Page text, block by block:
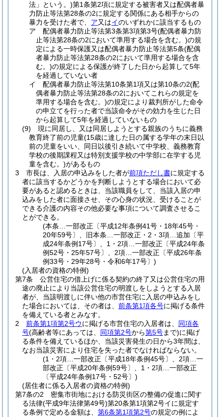
法」という。)第1条第2項に規定する被害者又は配偶者暴
力防止等法第28条の2に規定する関係にある相手からの
暴力を受けた者で、 ア又はイのいずれかに該当するもの
ア
配偶者暴力防止等法第3条第3項第3号(配偶者暴力防
止等法第28条の2において準用する場合を含む。)の規
定による一時保護又は配偶者暴力防止等法第5条(配偶
者暴力防止等法第28条の2において準用する場合を含
む。)の規定による保護が終了した日から起算して5年
を経過していない者
イ
配偶者暴力防止等法第10条第1項又は第10条の2(配
偶者暴力防止等法第28条の2においてこれらの規定を
準用する場合を含む。)の規定により裁判所がした命令
の申立てを行った者で当該命令がその効力を生じた日
から起算して5年を経過していないもの
(9)
現に同居し、又は同居しようとする親族のうちに義務
教育終了前の児童(15歳に達した日の属する学年の末日以
前の児童をいい、同日以後引き続いて中学校、義務教育
学校の後期課程又は特別支援学校の中学部に在学する児
童を含む。)があるもの
3
市長は、入居の申込みをした者が前項ただし書に規定する
者に該当するかどうかを判断しようとする場合において必
要があると認めるときは、当該職員をして、当該入居の申
込みをした者に面接させ、その心身の状況、受けることが
できる介護の内容その他必要な事項について調査させるこ
とができる。
(本条…一部改正〔平成12年条例41号・18年45号・
20年59号〕、旧本条…一部改正・2・3項…追加〔平
成24年条例17号〕、1・2項…一部改正〔平成24年条
例52号・25年57号〕、2項…一部改正〔平成26年条
例33号・29年28号・令和6年17号〕)
(入居者の資格の特例)
第7条
公営住宅の借上げに係る契約の終了又は公営住宅の用
途の廃止により当該公営住宅の明渡しをしようとする入居
者が、当該明渡しに伴い他の市営住宅に入居の申込みをし
た場合においては、その者は、 前条第1項各号に掲げる条件
を備えている者とみなす。
2
前条第1項第2号ウに掲げる市営住宅の入居者は、 同項各
号(高齢者等にあっては、 同項第2号から第5号まで)に掲げ
る条件を備えているほか、当該災害発生の日から3年間は、
なお当該災害により住宅を失った者でなければならない。
(1・2項…一部改正〔平成18年条例45号〕、2項…一
部改正〔平成20年条例59号〕、1・2項…一部改正
〔平成24年条例17号・52号〕)
(居住者に係る入居者の資格の特例)
第7条の2
密集市街地における防災街区の整備の促進に関す
る法律(平成9年法律第49号)第20条第1項第2号イに規定す
る条例で定める金額は、 第6条第1項第2号の規定の例によ